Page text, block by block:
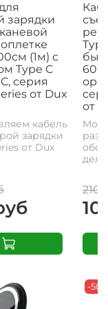
зарядки
(1м) с
Type C
серия
от Dux
кабель
зарядки
от Dux
от
-